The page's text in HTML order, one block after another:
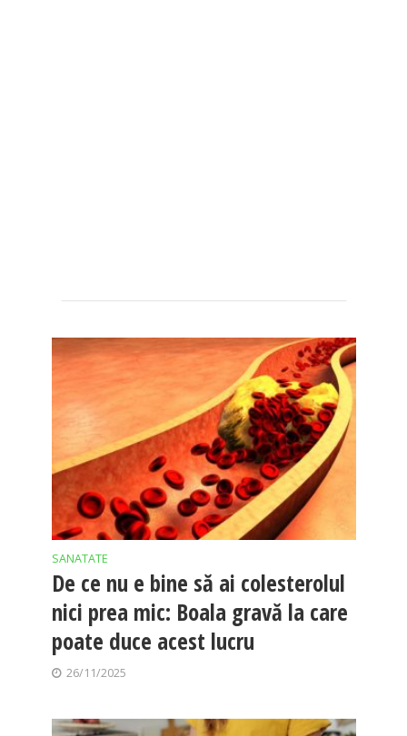
SANATATE
De ce nu e bine să ai colesterolul
nici prea mic: Boala gravă la care
poate duce acest lucru
26/11/2025